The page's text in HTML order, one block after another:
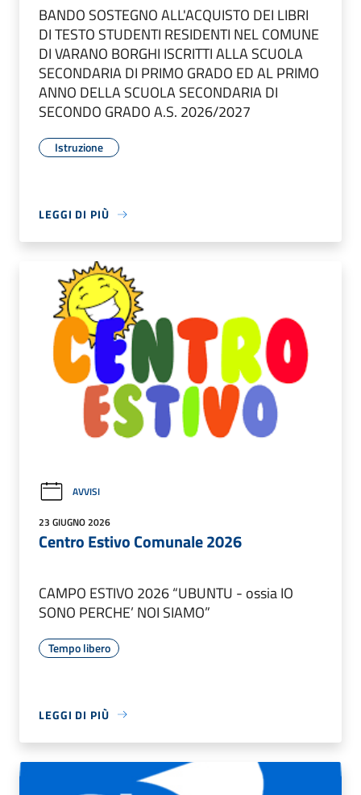
BANDO SOSTEGNO ALL'ACQUISTO DEI LIBRI
DI TESTO STUDENTI RESIDENTI NEL COMUNE
DI VARANO BORGHI ISCRITTI ALLA SCUOLA
SECONDARIA DI PRIMO GRADO ED AL PRIMO
ANNO DELLA SCUOLA SECONDARIA DI
SECONDO GRADO A.S. 2026/2027
Istruzione
LEGGI DI PIÙ
AVVISI
23 GIUGNO 2026
Centro Estivo Comunale 2026
CAMPO ESTIVO 2026 “UBUNTU - ossia IO
SONO PERCHE’ NOI SIAMO”
Tempo libero
LEGGI DI PIÙ